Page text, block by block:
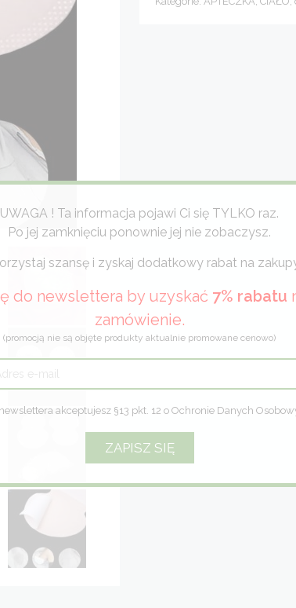
pacha"
UWAGA ! Ta informacja pojawi Ci się TYLKO raz.
Po jej zamknięciu ponownie jej nie zobaczysz.
szansę i zyskaj dodatkowy rabat na
do newslettera by uzyskać 7% rabatu
zamówienie.
(promocją nie są objęte produkty aktualnie promowane cenowo)
akceptujesz §13 pkt. 12 o Ochronie Danych